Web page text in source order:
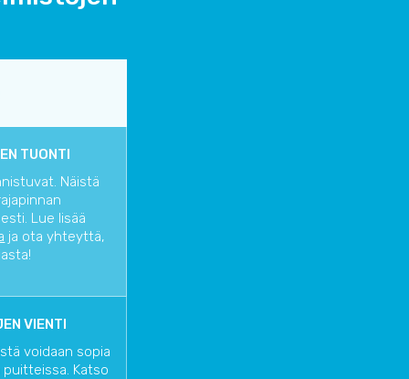
TUONTI
Näistä
Lue lisää
ja ota yhteyttä,
VIENTI
voidaan sopia
Katso